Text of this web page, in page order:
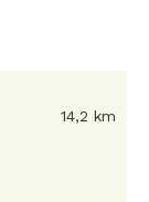
14,2 km